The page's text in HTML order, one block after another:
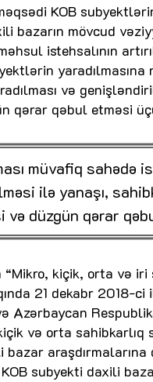
KOB
bazarın mövcud
istehsalının
yaradılmasına
və
qərar qəbul etməsi
müvafiq sahədə
ilə yanaşı,
və düzgün qərar
kiçik, orta və
21 dekabr 2018-
Azərbaycan
və orta
subyekti daxili